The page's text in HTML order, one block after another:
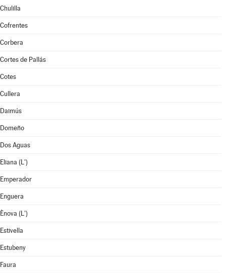
Chulilla
Cofrentes
Corbera
Cortes de Pallás
Cotes
Cullera
Daimús
Domeño
Dos Aguas
Eliana (L')
Emperador
Enguera
Ènova (L')
Estivella
Estubeny
Faura